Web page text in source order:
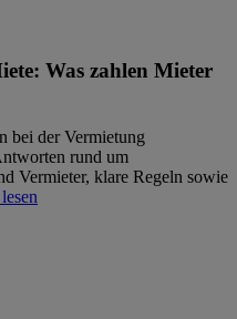
Was zahlen Mieter
bei der Vermietung
rund um
Vermieter, klare Regeln sowie